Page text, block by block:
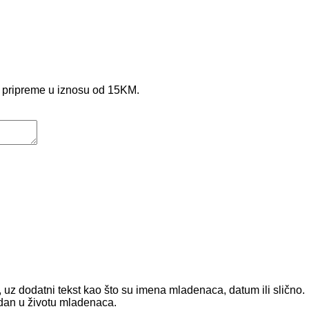
u iznosu od 15KM.
dodatni tekst kao što su imena mladenaca, datum ili slično.
u životu mladenaca.